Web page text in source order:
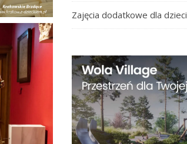
Zajęcia dodatkowe dla dzieci